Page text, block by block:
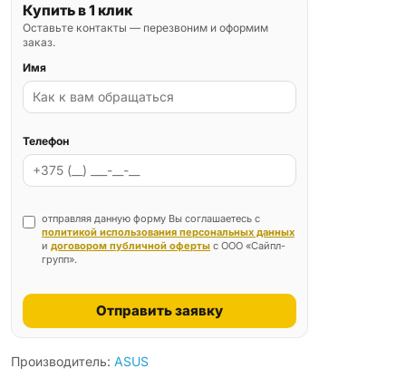
Купить в 1 клик
Оставьте контакты — перезвоним и оформим
заказ.
Имя
Телефон
отправляя данную форму Вы соглашаетесь с
политикой использования персональных данных
и договором публичной оферты с ООО «Сайпл-
групп».
Отправить заявку
Производитель: ASUS